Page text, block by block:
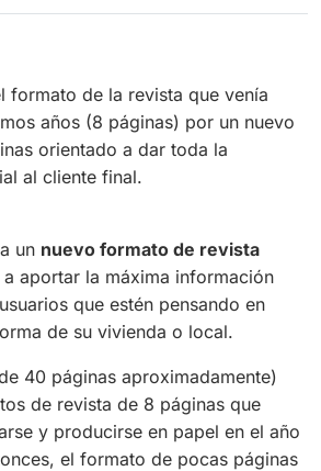
formato de la revista que venía
años (8 páginas) por un nuevo
orientado a dar toda la
al cliente final.
un nuevo formato de revista
aportar la máxima información
que estén pensando en
de su vivienda o local.
40 páginas aproximadamente)
de revista de 8 páginas que
y producirse en papel en el año
el formato de pocas páginas